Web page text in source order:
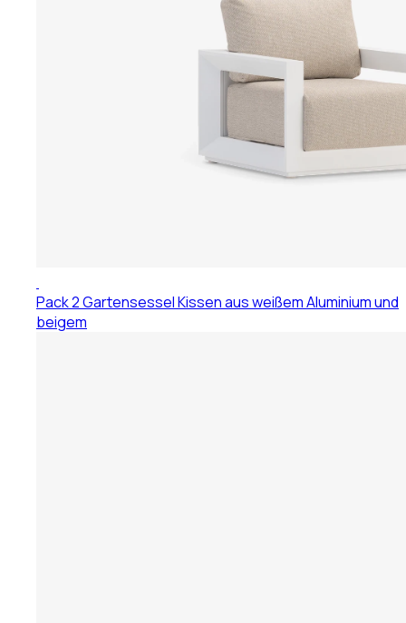
Pack 2 Gartensessel Kissen aus weißem Aluminium und
beigem